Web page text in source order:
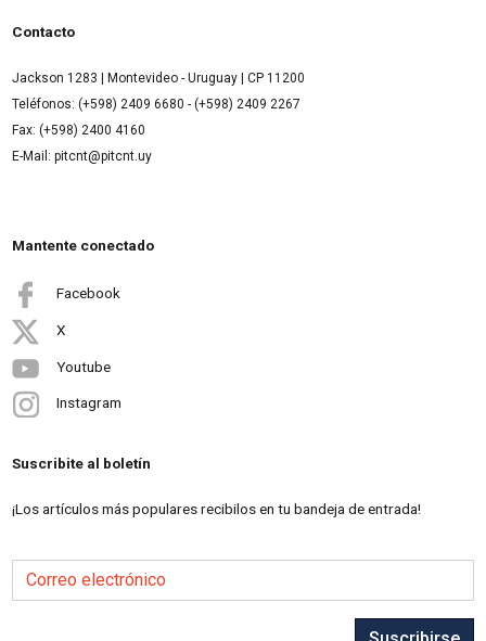
Contacto
Jackson 1283 | Montevideo - Uruguay | CP 11200
Teléfonos: (+598) 2409 6680 - (+598) 2409 2267
Fax: (+598) 2400 4160
E-Mail: pitcnt@pitcnt.uy
Mantente conectado
Facebook
X
Youtube
Instagram
Suscribite al boletín
¡Los artículos más populares recibilos en tu bandeja de entrada!
Correo electrónico